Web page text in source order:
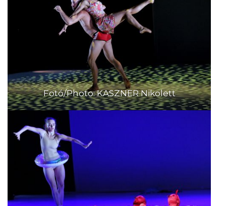
Fotó/Photo: KASZNER Nikolett